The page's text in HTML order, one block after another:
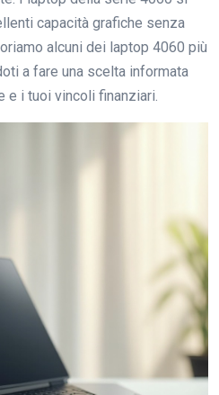
capacità grafiche senza
alcuni dei laptop 4060 più
a fare una scelta informata
e i tuoi vincoli finanziari.